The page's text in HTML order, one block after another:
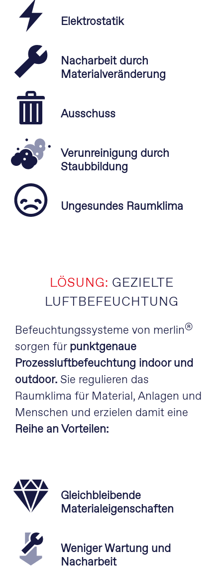
Elektrostatik
Nacharbeit durch
Materialveränderung
Ausschuss
Verunreinigung durch
Staubbildung
Ungesundes Raumklima
LÖSUNG: GEZIELTE
LUFTBEFEUCHTUNG
Befeuchtungssysteme von merlin®
sorgen für punktgenaue
Prozessluftbefeuchtung indoor und
outdoor. Sie regulieren das
Raumklima für Material, Anlagen und
Menschen und erzielen damit eine
Reihe an Vorteilen:
Gleichbleibende
Materialeigenschaften
Weniger Wartung und
Nacharbeit